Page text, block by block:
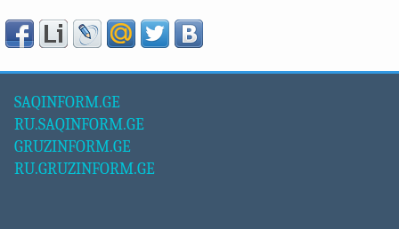
SAQINFORM.GE
RU.SAQINFORM.GE
GRUZINFORM.GE
RU.GRUZINFORM.GE